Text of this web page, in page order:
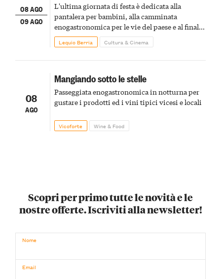
08 AGO
09 AGO
L'ultima giornata di festa è dedicata alla
pantalera per bambini, alla camminata
enogastronomica per le vie del paese e al finale
pirotecnico
Lequio Berria Cultura & Cinema
08
AGO
Mangiando sotto le stelle
Passeggiata enogastronomica in notturna per
gustare i prodotti ed i vini tipici vicesi e locali
Vicoforte Wine & Food
Scopri per primo tutte le novità e le
nostre offerte. Iscriviti alla newsletter!
Nome
Email